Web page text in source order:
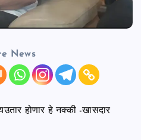
News
होणार हे नक्की -खासदार